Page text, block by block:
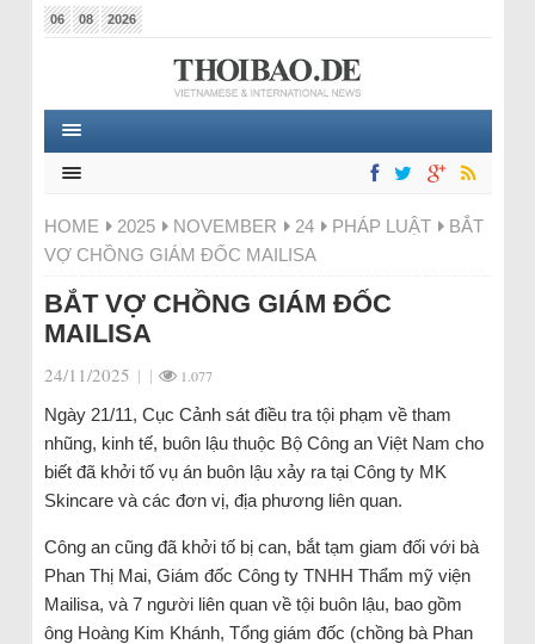
06 08 2026
HOME 2025 NOVEMBER 24 PHÁP LUẬT
BẮT
VỢ CHỒNG GIÁM ĐỐC MAILISA
BẮT VỢ CHỒNG GIÁM ĐỐC
MAILISA
24/11/2025 | | 1.077
Ngày 21/11, Cục Cảnh sát điều tra tội phạm về tham
nhũng, kinh tế, buôn lậu thuộc Bộ Công an Việt Nam cho
biết đã khởi tố vụ án buôn lậu xảy ra tại Công ty MK
Skincare và các đơn vị, địa phương liên quan.
Công an cũng đã khởi tố bị can, bắt tạm giam đối với bà
Phan Thị Mai, Giám đốc Công ty TNHH Thẩm mỹ viện
Mailisa, và 7 người liên quan về tội buôn lậu, bao gồm
ông Hoàng Kim Khánh, Tổng giám đốc (chồng bà Phan